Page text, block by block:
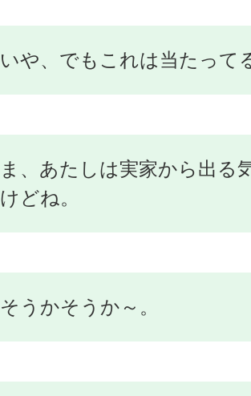
いや、でもこれは当たって
ま、あたしは実家から出る
けどね。
そうかそうか～。